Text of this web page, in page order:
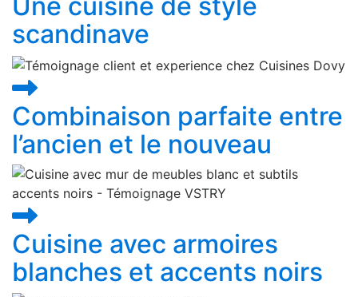
scandinave
Combinaison parfaite entre
l’ancien et le nouveau
Cuisine avec armoires
blanches et accents noirs